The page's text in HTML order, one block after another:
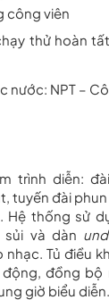
công viên
thử hoàn
nước: NPT –
trình diễn:
tuyến đài
Hệ thống sử
và dàn
Tủ điều
đồng bộ
giờ biểu diễn.